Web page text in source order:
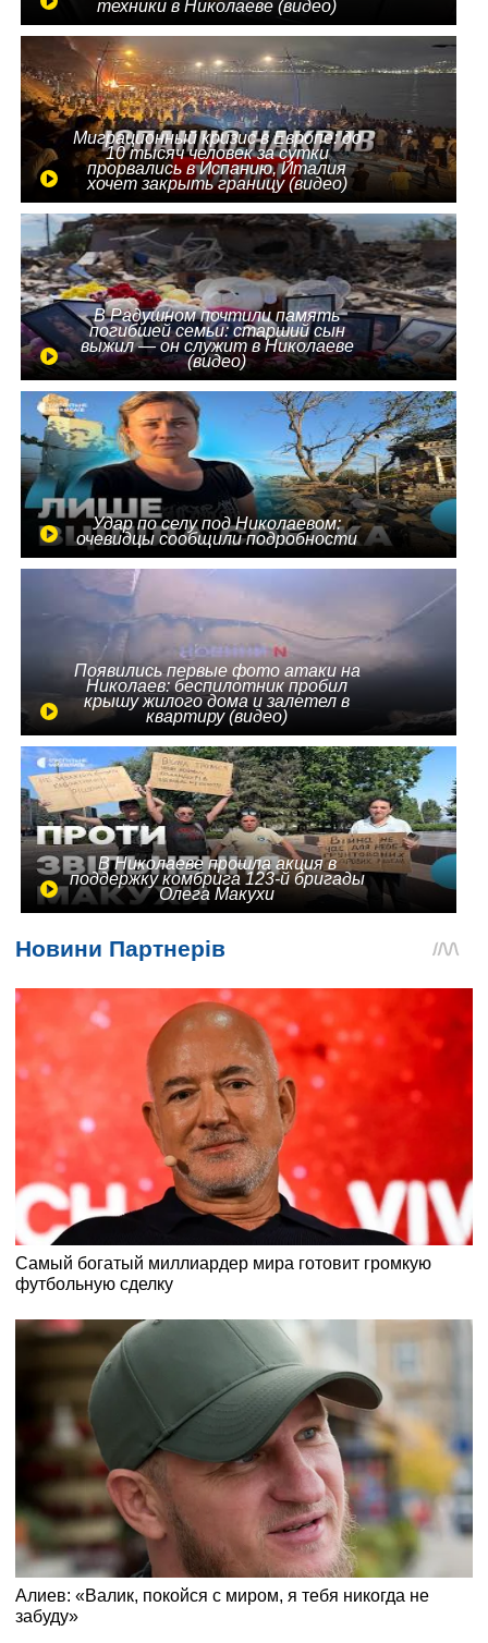
техники в Николаеве (видео)
Миграционный кризис в Европе: до
10 тысяч человек за сутки
прорвались в Испанию, Италия
хочет закрыть границу (видео)
В Радушном почтили память
погибшей семьи: старший сын
выжил — он служит в Николаеве
(видео)
Удар по селу под Николаевом:
очевидцы сообщили подробности
Появились первые фото атаки на
Николаев: беспилотник пробил
крышу жилого дома и залетел в
квартиру (видео)
В Николаеве прошла акция в
поддержку комбрига 123-й бригады
Олега Макухи